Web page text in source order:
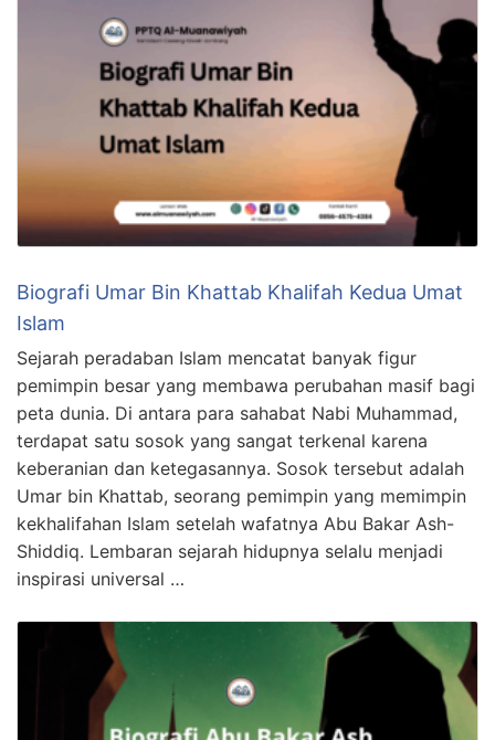
Biografi Umar Bin Khattab Khalifah Kedua Umat
Islam
Sejarah peradaban Islam mencatat banyak figur
pemimpin besar yang membawa perubahan masif bagi
peta dunia. Di antara para sahabat Nabi Muhammad,
terdapat satu sosok yang sangat terkenal karena
keberanian dan ketegasannya. Sosok tersebut adalah
Umar bin Khattab, seorang pemimpin yang memimpin
kekhalifahan Islam setelah wafatnya Abu Bakar Ash-
Shiddiq. Lembaran sejarah hidupnya selalu menjadi
inspirasi universal …